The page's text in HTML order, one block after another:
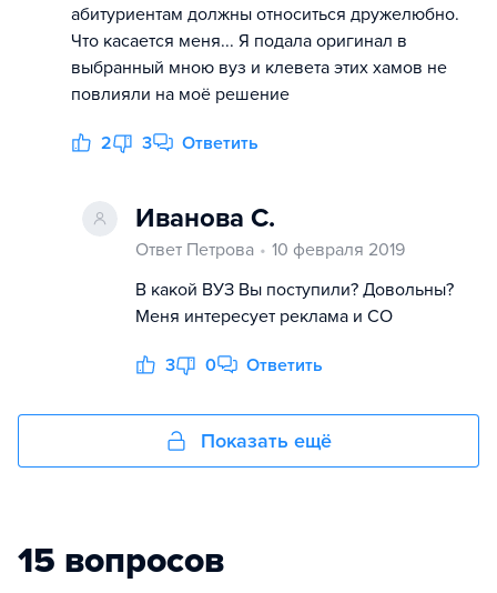
абитуриентам должны относиться дружелюбно.
Что касается меня... Я подала оригинал в
выбранный мною вуз и клевета этих хамов не
повлияли на моё решение
2 3 Ответить
Иванова С.
Ответ Петрова
10 февраля 2019
В какой ВУЗ Вы поступили? Довольны?
Меня интересует реклама и СО
3 0 Ответить
Показать ещё
15 вопросов